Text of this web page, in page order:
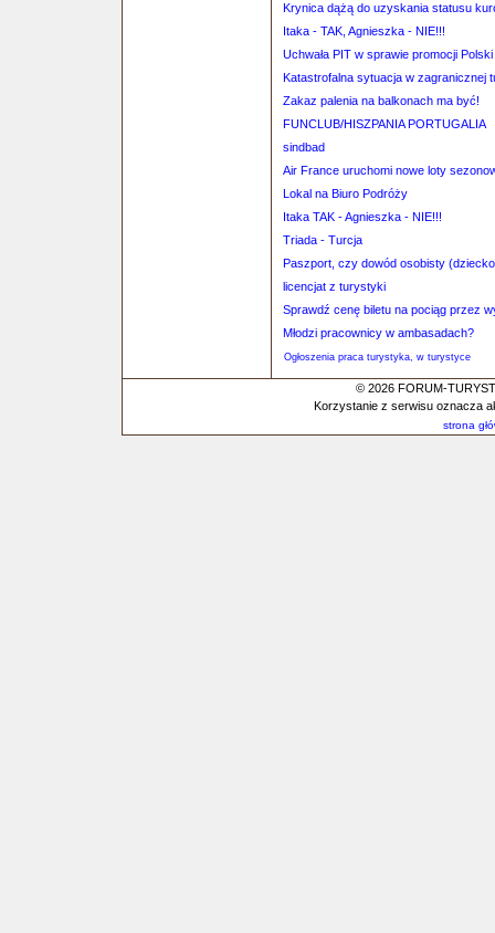
Krynica dążą do uzyskania statusu
Itaka - TAK, Agnieszka - NIE!!!
Uchwała PIT w sprawie promocji Polski
Katastrofalna sytuacja w zagranicznej
Zakaz palenia na balkonach ma być!
FUNCLUB/HISZPANIA PORTUGALIA
sindbad
Air France uruchomi nowe loty
Lokal na Biuro Podróży
Itaka TAK - Agnieszka - NIE!!!
Triada - Turcja
Paszport, czy dowód osobisty
licencjat z turystyki
Sprawdź cenę biletu na pociąg przez
Młodzi pracownicy w ambasadach?
Ogłoszenia praca turystyka, w turystyce
© 2026 FORUM-
Korzystanie z serwisu oznacza
strona